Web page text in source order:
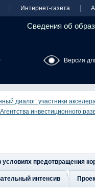
Интернет-газета
Сведения об
Версия
диалог: участники
инвестиционного
предотвращения
интенсив